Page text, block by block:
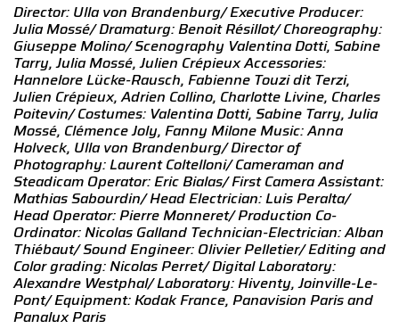
Director: Ulla von Brandenburg/ Executive Producer:
Julia Mossé/ Dramaturg: Benoit Résillot/ Choreography:
Giuseppe Molino/ Scenography Valentina Dotti, Sabine
Tarry, Julia Mossé, Julien Crépieux Accessories:
Hannelore Lücke-Rausch, Fabienne Touzi dit Terzi,
Julien Crépieux,Adrien Collino, Charlotte Livine, Charles
Poitevin/ Costumes: Valentina Dotti, Sabine Tarry, Julia
Mossé, Clémence Joly, Fanny Milone Music:Anna
Holveck, Ulla von Brandenburg/ Director of
Photography: Laurent Coltelloni/ Cameraman and
Steadicam Operator: Eric Bialas/ FirstCamera Assistant:
Mathias Sabourdin/ Head Electrician: Luis Peralta/
Head Operator: Pierre Monneret/ Production Co-
Ordinator: Nicolas Galland Technician-Electrician: Alban
Thiébaut/ Sound Engineer: Olivier Pelletier/ Editing and
Color grading: Nicolas Perret/ DigitalLaboratory:
Alexandre Westphal/ Laboratory: Hiventy, Joinville-Le-
Pont/ Equipment: Kodak France, Panavision Paris and
Panalux Paris